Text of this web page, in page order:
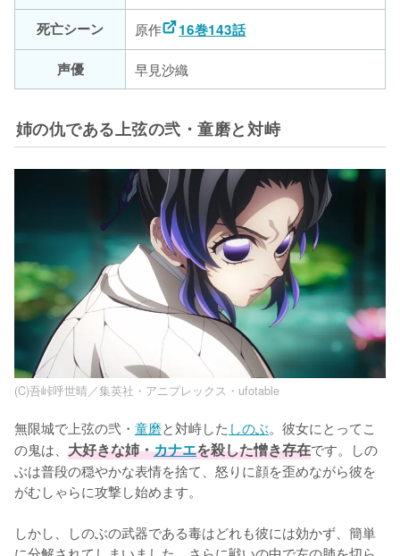
死亡シーン
原作
16巻143話
声優
早見沙織
姉の仇である上弦の弐・童磨と対峙
(C)吾峠呼世晴／集英社・アニプレックス・ufotable
無限城で上弦の弐・ 童磨と対峙した しのぶ。彼女にとってこ
の鬼は、 大好きな姉・カナエを殺した憎き存在です。しの
ぶは普段の穏やかな表情を捨て、怒りに顔を歪めながら彼を
がむしゃらに攻撃し始めます。
しかし、しのぶの武器である毒はどれも彼には効かず、簡単